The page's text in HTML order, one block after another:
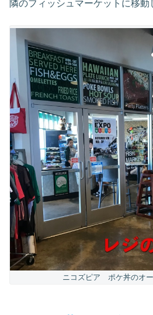
隣のフィッシュマーケットに移動
ニコズピア ポケ丼のオ